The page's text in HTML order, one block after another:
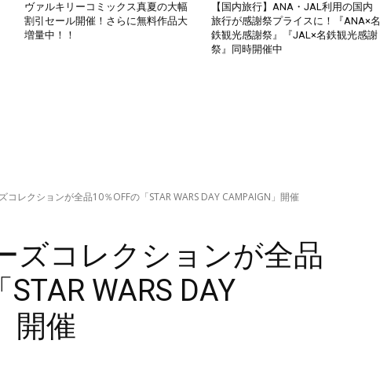
ヴァルキリーコミックス真夏の大幅
割引セール開催！さらに無料作品大
増量中！！
【国内旅行】ANA・JAL利用の国内
旅行が感謝祭プライスに！『ANA×名
鉄観光感謝祭』『JAL×名鉄観光感謝
祭』同時開催中